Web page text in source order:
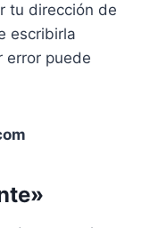
tu dirección de
escribirla
error puede